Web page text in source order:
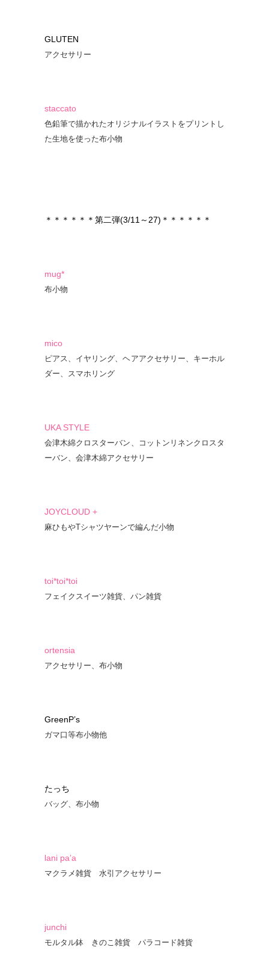
GLUTEN
アクセサリー
staccato
色鉛筆で描かれたオリジナルイラストをプリントし
た生地を使った布小物
＊＊＊＊＊＊第二弾(3/11～27)＊＊＊＊＊＊
mug*
布小物
mico
ピアス、イヤリング、ヘアアクセサリー、キーホル
ダー、スマホリング
UKA STYLE
会津木綿クロスターバン、コットンリネンクロスタ
ーバン、会津木綿アクセサリー
JOYCLOUD +
麻ひもやTシャツヤーンで編んだ小物
toi*toi*toi
フェイクスイーツ雑貨、パン雑貨
ortensia
アクセサリー、布小物
GreenP’s
ガマ口等布小物他
たっち
バッグ、布小物
lani pa’a
マクラメ雑貨 水引アクセサリー
junchi
モルタル鉢 きのこ雑貨 パラコード雑貨